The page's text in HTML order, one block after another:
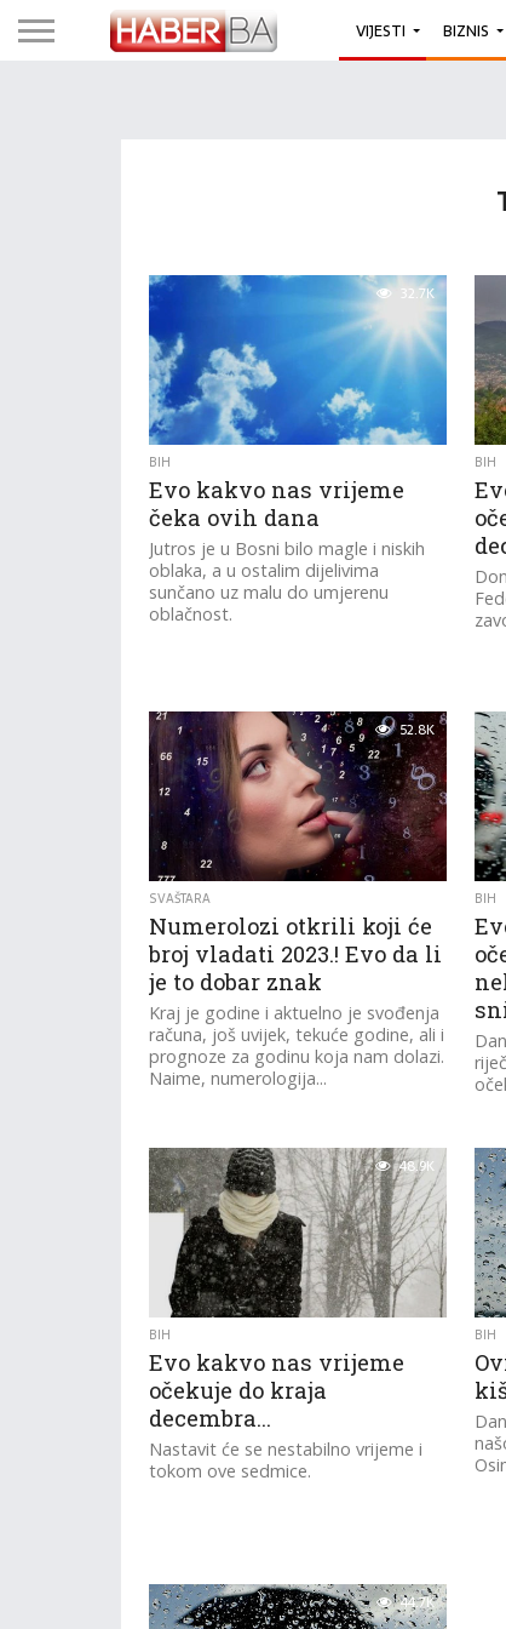
VIJESTI BIZNIS
32.7K
BIH
Evo kakvo nas vrijeme
čeka ovih dana
Jutros je u Bosni bilo magle i niskih
oblaka, a u ostalim dijelivima
sunčano uz malu do umjerenu
oblačnost.
BIH
52.8K
SVAŠTARA
Numerolozi otkrili koji će
broj vladati 2023.! Evo da li
je to dobar znak
Kraj je godine i aktuelno je svođenja
računa, još uvijek, tekuće godine, ali i
prognoze za godinu koja nam dolazi.
Naime, numerologija...
BIH
48.9K
BIH
Evo kakvo nas vrijeme
očekuje do kraja
decembra…
Nastavit će se nestabilno vrijeme i
tokom ove sedmice.
BIH
44.7K